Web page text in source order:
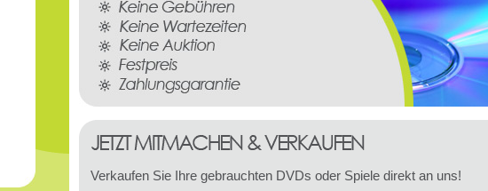
Verkaufen Sie Ihre gebrauchten DVDs oder Spiele direkt an uns!